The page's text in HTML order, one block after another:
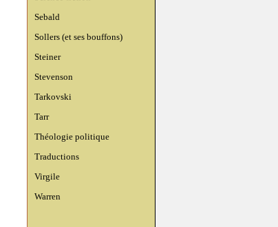
Sebald
Sollers (et ses bouffons)
Steiner
Stevenson
Tarkovski
Tarr
Théologie politique
Traductions
Virgile
Warren